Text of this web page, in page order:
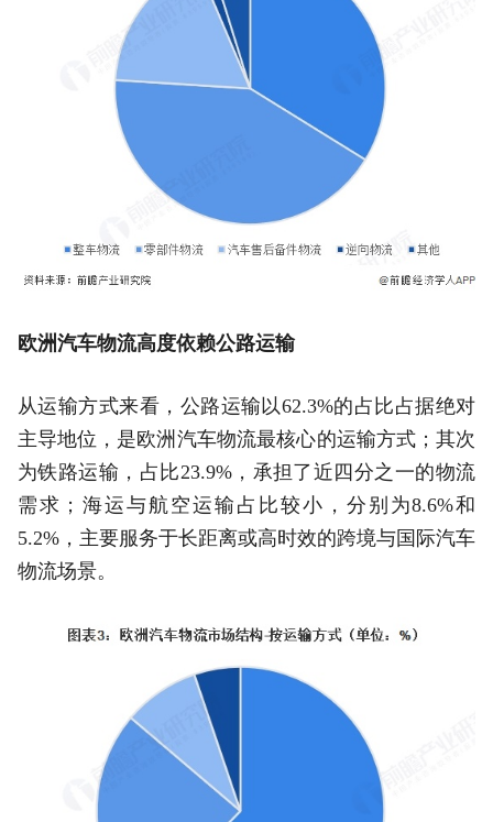
欧洲汽车物流高度依赖公路运输
从运输方式来看，公路运输以62.3%的占比占据绝对
主导地位，是欧洲汽车物流最核心的运输方式；其次
为铁路运输，占比23.9%，承担了近四分之一的物流
需求；海运与航空运输占比较小，分别为8.6%和
5.2%，主要服务于长距离或高时效的跨境与国际汽车
物流场景。